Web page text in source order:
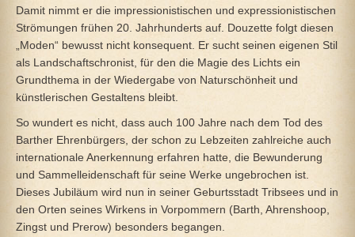
Damit nimmt er die impressionistischen und expressionistischen
Strömungen frühen 20. Jahrhunderts auf. Douzette folgt diesen
„Moden“ bewusst nicht konsequent. Er sucht seinen eigenen Stil
als Landschaftschronist, für den die Magie des Lichts ein
Grundthema in der Wiedergabe von Naturschönheit und
künstlerischen Gestaltens bleibt.
So wundert es nicht, dass auch 100 Jahre nach dem Tod des
Barther Ehrenbürgers, der schon zu Lebzeiten zahlreiche auch
internationale Anerkennung erfahren hatte, die Bewunderung
und Sammelleidenschaft für seine Werke ungebrochen ist.
Dieses Jubiläum wird nun in seiner Geburtsstadt Tribsees und in
den Orten seines Wirkens in Vorpommern (Barth, Ahrenshoop,
Zingst und Prerow) besonders begangen.